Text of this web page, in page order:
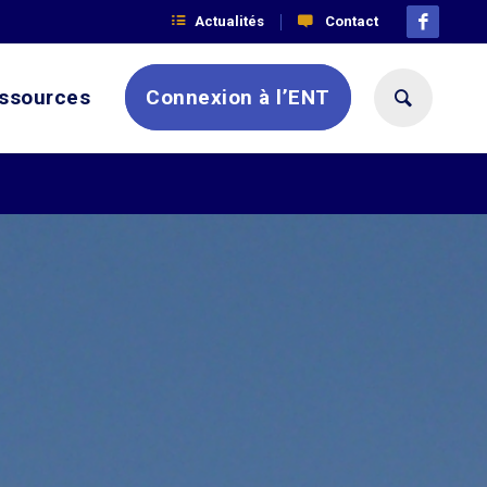
Actualités Contact
Connexion à l’ENT